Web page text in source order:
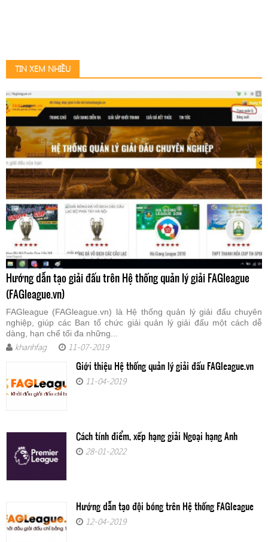
TIN XEM NHIỀU
Hướng dẫn tạo giải đấu trên Hệ thống quản lý giải FAGleague
(FAGleague.vn)
FAGleague (FAGleague.vn) là Hệ thống quản lý giải đấu chuyên
nghiệp, giúp các Ban tổ chức giải quản lý giải đấu một cách dễ
dàng, hạn chế tối đa những...
khanhfag 11-07-2019
Giới thiệu Hệ thống quản lý giải đấu FAGleague.vn
11-04-2019
Cách tính điểm, xếp hạng giải Ngoại hạng Anh
28-01-2022
Hướng dẫn tạo đội bóng trên Hệ thống FAGleague
12-04-2019